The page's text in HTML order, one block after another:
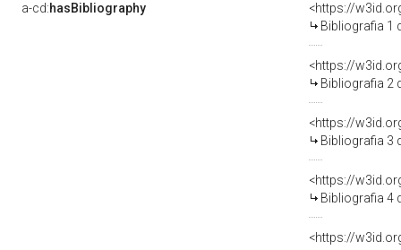
a-cd:hasBibliography
<https://
Bibliografia 1
<https://
Bibliografia 2
<https://
Bibliografia 3
<https://
Bibliografia 4
<https://